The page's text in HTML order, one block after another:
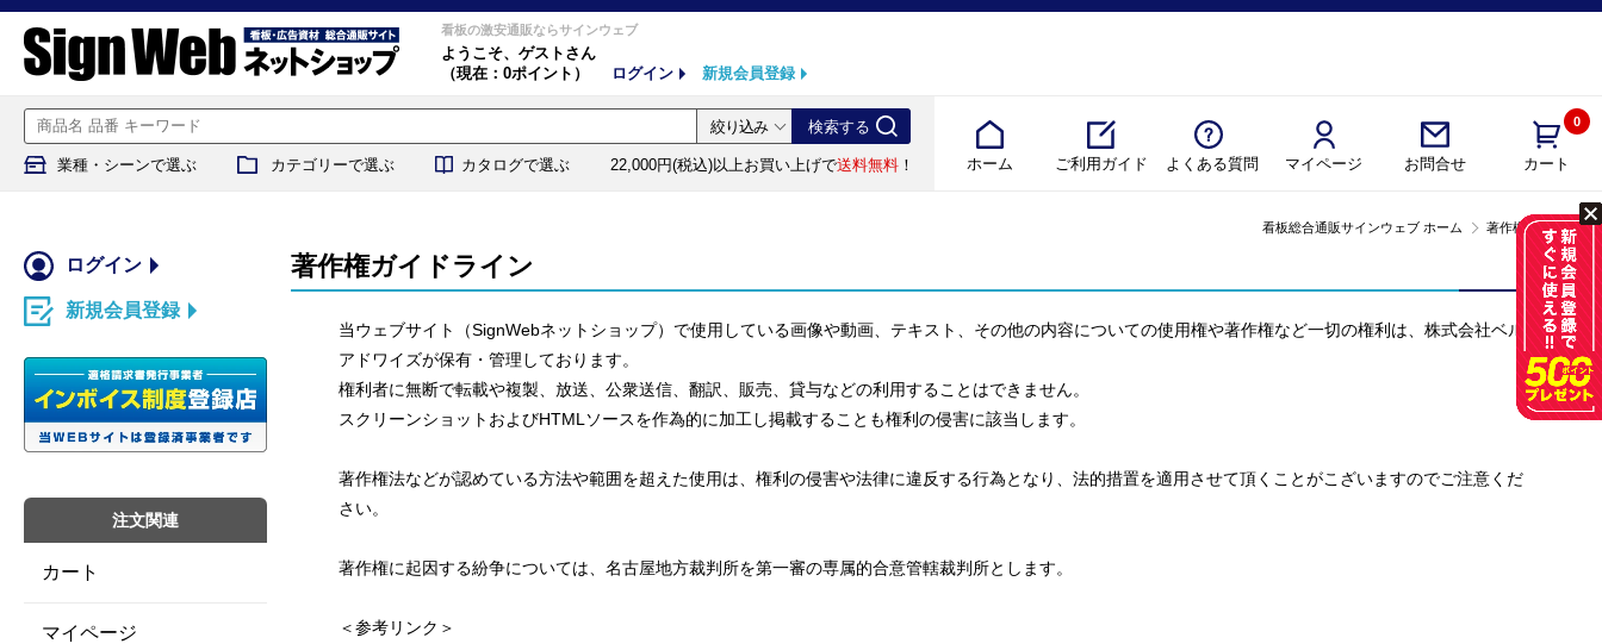
看板の激安通販ならサインウェブ
ようこそ、 ゲストさん
（現在：0ポイント）
ログイン 新規会員登録
ホーム ご利用ガイド よくある質問 マイページ お問合せ カート
0
業種・シーンで選ぶ カテゴリーで選ぶ カタログで選ぶ 22,000円(税込)以上お買い上げで送料無料 ！
看板総合通販サインウェブ ホーム 著作権について
著作権ガイドライン
当ウェブサイト（SignWebネットショップ）で使用している画像や動画、テキスト、その他の内容についての使用権や著作権など一切の権利は、株式会社ベル
アドワイズが保有・管理しております。
権利者に無断で転載や複製、放送、公衆送信、翻訳、販売、貸与などの利用することはできません。
スクリーンショットおよびHTMLソースを作為的に加工し掲載することも権利の侵害に該当します。
著作権法などが認めている方法や範囲を超えた使用は、権利の侵害や法律に違反する行為となり、法的措置を適用させて頂くことがこざいますのでご注意くだ
さい。
著作権に起因する紛争については、名古屋地方裁判所を第一審の専属的合意管轄裁判所とします。
＜参考リンク＞
ログイン
新規会員登録
注文関連
カート
マイページ